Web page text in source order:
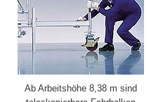
Ab Arbeitshöhe 8,38 m sind